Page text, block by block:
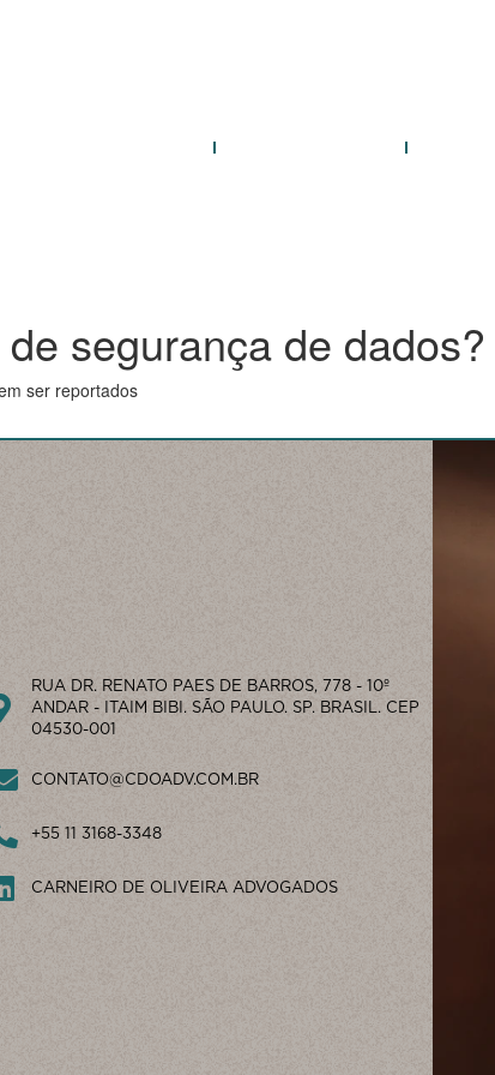
segurança de dados?
ser reportados
RUA DR. RENATO PAES DE BARROS, 778 - 10º
ANDAR - ITAIM BIBI. SÃO PAULO. SP. BRASIL. CEP
04530-001
CONTATO@CDOADV.COM.BR
+55 11 3168-3348
CARNEIRO DE OLIVEIRA ADVOGADOS